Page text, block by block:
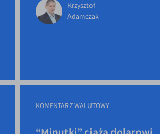
Krzysztof
Adamczak
KOMENTARZ WALUTOWY